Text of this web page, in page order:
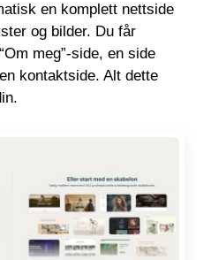
en komplett nettside
og bilder. Du får
meg”-side, en side
kontaktside. Alt dette